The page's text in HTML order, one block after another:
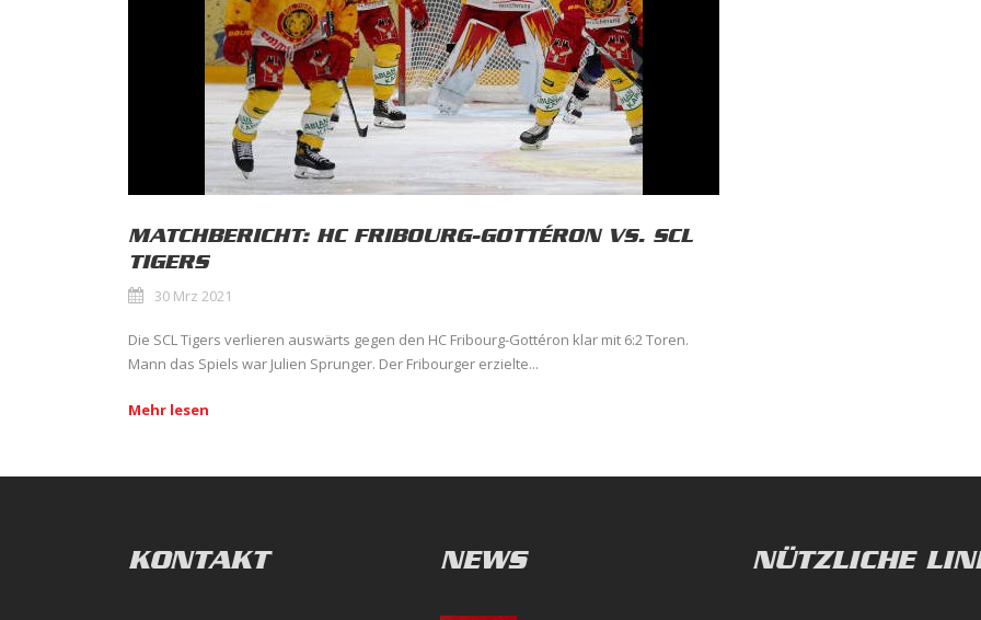
MATCHBERICHT: HC FRIBOURG-GOTTÉRON VS. SCL
TIGERS
30 Mrz 2021
Die SCL Tigers verlieren auswärts gegen den HC Fribourg-Gottéron klar mit 6:2 Toren.
Mann das Spiels war Julien Sprunger. Der Fribourger erzielte...
Mehr lesen
KONTAKT NEWS NÜTZLICHE